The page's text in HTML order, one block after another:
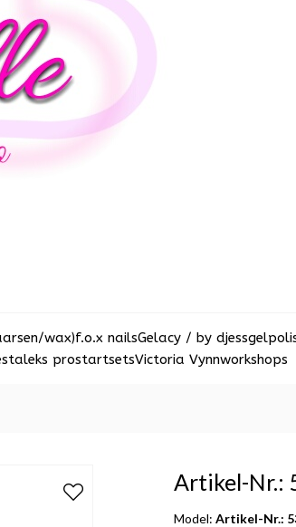
wax)f.o.x nailsGelacy / by djess
staleks prostartsetsVictoria Vynnworkshops
Artikel-Nr.:
Model:Artikel-Nr.: